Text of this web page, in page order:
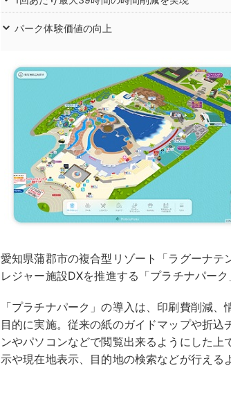
パーク体験価値の向上
愛知県蒲郡市の複合型リゾート「ラグーナテ
レジャー施設DXを推進する「プラチナパーク
「プラチナパーク」の導入は、印刷費削減
目的に実施。従来の紙のガイドマップや折込
ンやパソコンなどで閲覧出来るようにした
示や現在地表示、目的地の検索などが行える